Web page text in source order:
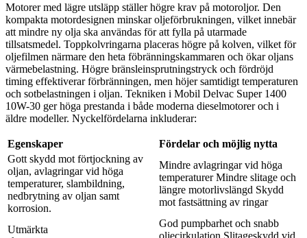
Motorer med lägre utsläpp ställer högre krav på motoroljor. Den
kompakta motordesignen minskar oljeförbrukningen, vilket innebär
att mindre ny olja ska användas för att fylla på utarmade
tillsatsmedel. Toppkolvringarna placeras högre på kolven, vilket för
oljefilmen närmare den heta föbränningskammaren och ökar oljans
värmebelastning. Högre bränsleinsprutningstryck och fördröjd
timing effektiverar förbränningen, men höjer samtidigt temperaturen
och sotbelastningen i oljan. Tekniken i Mobil Delvac Super 1400
10W-30 ger höga prestanda i både moderna dieselmotorer och i
äldre modeller. Nyckelfördelarna inkluderar:
Egenskaper
Fördelar och möjlig nytta
Gott skydd mot förtjockning av
oljan, avlagringar vid höga
temperaturer, slambildning,
nedbrytning av oljan samt
korrosion.
Mindre avlagringar vid höga
temperaturer Mindre slitage och
längre motorlivslängd Skydd
mot fastsättning av ringar
Utmärkta
God pumpbarhet och snabb
oljecirkulation Slitageskydd vid